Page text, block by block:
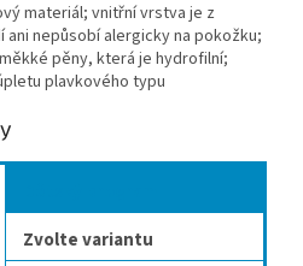
materiál; vnitřní vrstva je z
nepůsobí alergicky na pokožku;
pěny, která je hydrofilní;
plavkového typu
Zvolte variantu